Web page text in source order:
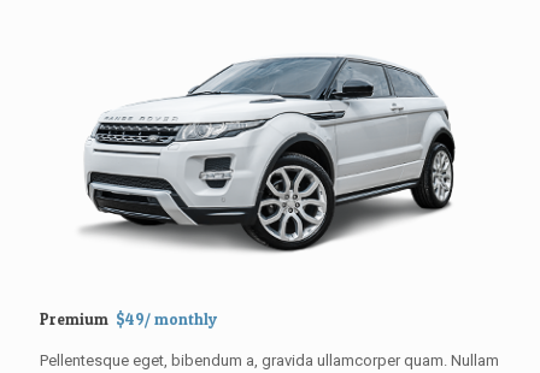
Premium $49/ monthly
Pellentesque eget, bibendum a, gravida ullamcorper quam. Nullam